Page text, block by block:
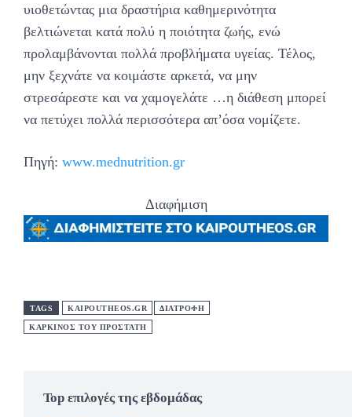
υιοθετώντας μια δραστήρια καθημερινότητα
βελτιώνεται κατά πολύ η ποιότητα ζωής, ενώ
προλαμβάνονται πολλά προβλήματα υγείας. Τέλος,
μην ξεχνάτε να κοιμάστε αρκετά, να μην
στρεσάρεστε και να χαμογελάτε …η διάθεση μπορεί
να πετύχει πολλά περισσότερα απ’όσα νομίζετε.
Πηγή: www.mednutrition.gr
Διαφήμιση
TAGS KAIPOUTHEOS.GR ΔΙΑΤΡΟΦΗ
ΚΑΡΚΙΝΟΣ ΤΟΥ ΠΡΟΣΤΑΤΗ
Top επιλογές της εβδομάδας